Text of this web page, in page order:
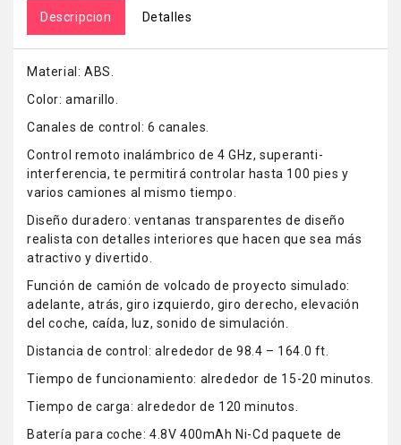
Descripcion Detalles
Material: ABS.
Color: amarillo.
Canales de control: 6 canales.
Control remoto inalámbrico de 4 GHz, superanti-
interferencia, te permitirá controlar hasta 100 pies y
varios camiones al mismo tiempo.
Diseño duradero: ventanas transparentes de diseño
realista con detalles interiores que hacen que sea más
atractivo y divertido.
Función de camión de volcado de proyecto simulado:
adelante, atrás, giro izquierdo, giro derecho, elevación
del coche, caída, luz, sonido de simulación.
Distancia de control: alrededor de 98.4 – 164.0 ft.
Tiempo de funcionamiento: alrededor de 15-20 minutos.
Tiempo de carga: alrededor de 120 minutos.
Batería para coche: 4.8V 400mAh Ni-Cd paquete de